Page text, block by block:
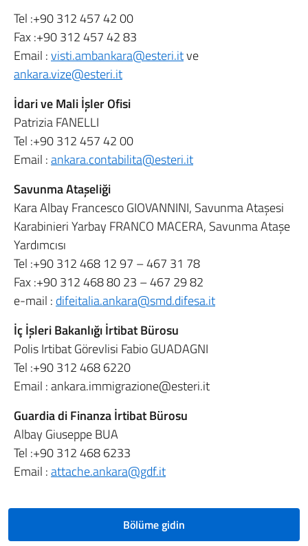
Tel :+90 312 457 42 00
Fax :+90 312 457 42 83
Email :visti.ambankara@esteri.itve
ankara.vize@esteri.it
İdari ve Mali İşler Ofisi
Patrizia FANELLI
Tel :+90 312 457 42 00
Email :ankara.contabilita@esteri.it
Savunma Ataşeliği
Kara Albay Francesco GIOVANNINI, Savunma Ataşesi
Karabinieri Yarbay FRANCO MACERA, Savunma Ataşe
Yardımcısı
Tel :+90 312 468 12 97 – 467 31 78
Fax :+90 312 468 80 23 – 467 29 82
e-mail : difeitalia.ankara@smd.difesa.it
İç İşleri Bakanlığı İrtibat Bürosu
Polis Irtibat Görevlisi Fabio GUADAGNI
Tel :+90 312 468 6220
Email :ankara.immigrazione@esteri.it
Guardia di Finanza İrtibat Bürosu
Albay Giuseppe BUA
Tel :+90 312 468 6233
Email :attache.ankara@gdf.it
Bölüme gidin